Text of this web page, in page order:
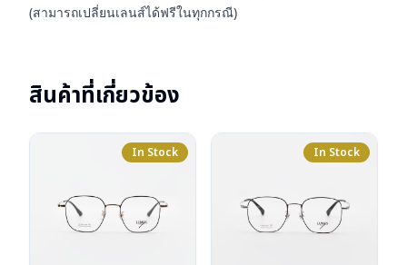
(สามารถเปลี่ยนเลนส์ได้ฟรีในทุกกรณี)
สินค้าที่เกี่ยวข้อง
In Stock In Stock